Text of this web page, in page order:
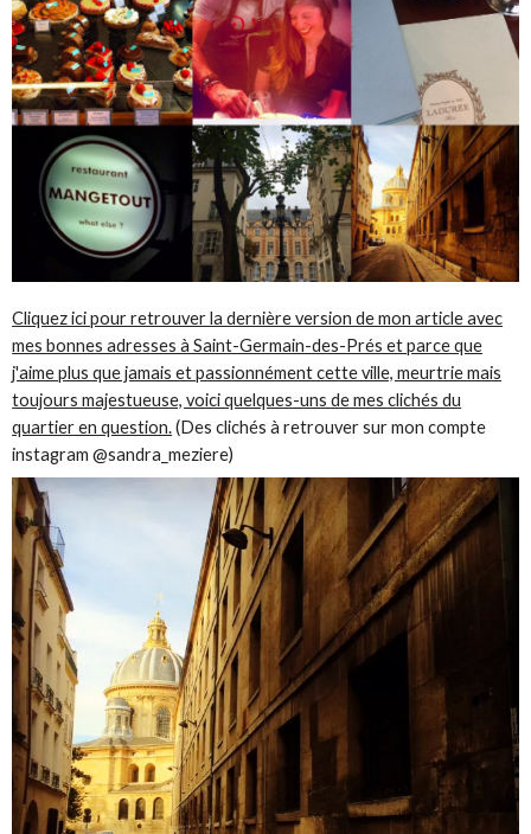
Cliquez ici pour retrouver la dernière version de mon article avec
mes bonnes adresses à Saint-Germain-des-Prés et parce que
j'aime plus que jamais et passionnément cette ville, meurtrie mais
toujours majestueuse, voici quelques-uns de mes clichés du
quartier en question.(Des clichés à retrouver sur mon compte
instagram @sandra_meziere)